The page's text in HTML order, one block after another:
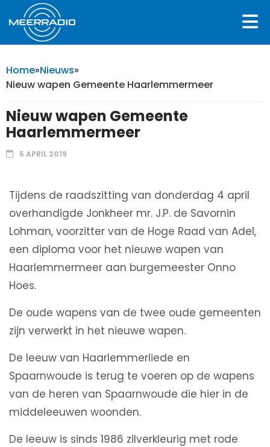
Home»Nieuws»
Nieuw wapen Gemeente Haarlemmermeer
Nieuw wapen Gemeente
Haarlemmermeer
5 APRIL 2019
Tijdens de raadszitting van donderdag 4 april
overhandigde Jonkheer mr. J.P. de Savornin
Lohman, voorzitter van de Hoge Raad van Adel,
een diploma voor het nieuwe wapen van
Haarlemmermeer aan burgemeester Onno
Hoes.
De oude wapens van de twee oude gemeenten
zijn verwerkt in het nieuwe wapen.
De leeuw van Haarlemmerliede en
Spaarnwoude is terug te voeren op de wapens
van de heren van Spaarnwoude die hier in de
middeleeuwen woonden.
De leeuw is sinds 1986 zilverkleurig met rode